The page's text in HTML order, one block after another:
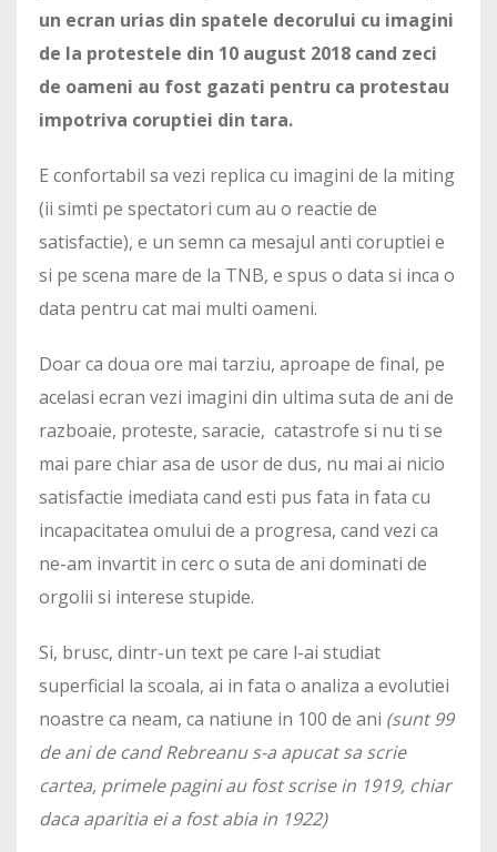
un ecran urias din spatele decorului cu imagini
de la protestele din 10 august 2018 cand zeci
de oameni au fost gazati pentru ca protestau
impotriva coruptiei din tara.
E confortabil sa vezi replica cu imagini de la miting
(ii simti pe spectatori cum au o reactie de
satisfactie), e un semn ca mesajul anti coruptiei e
si pe scena mare de la TNB, e spus o data si inca o
data pentru cat mai multi oameni.
Doar ca doua ore mai tarziu, aproape de final, pe
acelasi ecran vezi imagini din ultima suta de ani de
razboaie, proteste, saracie, catastrofe si nu ti se
mai pare chiar asa de usor de dus, nu mai ai nicio
satisfactie imediata cand esti pus fata in fata cu
incapacitatea omului de a progresa, cand vezi ca
ne-am invartit in cerc o suta de ani dominati de
orgolii si interese stupide.
Si, brusc, dintr-un text pe care l-ai studiat
superficial la scoala, ai in fata o analiza a evolutiei
noastre ca neam, ca natiune in 100 de ani (sunt 99
de ani de cand Rebreanu s-a apucat sa scrie
cartea, primele pagini au fost scrise in 1919, chiar
daca aparitia ei a fost abia in 1922)